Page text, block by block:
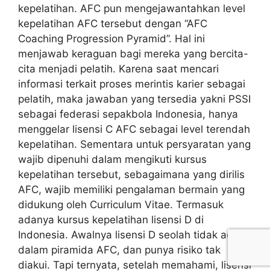
kepelatihan. AFC pun mengejawantahkan level
kepelatihan AFC tersebut dengan “AFC
Coaching Progression Pyramid”. Hal ini
menjawab keraguan bagi mereka yang bercita-
cita menjadi pelatih. Karena saat mencari
informasi terkait proses merintis karier sebagai
pelatih, maka jawaban yang tersedia yakni PSSI
sebagai federasi sepakbola Indonesia, hanya
menggelar lisensi C AFC sebagai level terendah
kepelatihan. Sementara untuk persyaratan yang
wajib dipenuhi dalam mengikuti kursus
kepelatihan tersebut, sebagaimana yang dirilis
AFC, wajib memiliki pengalaman bermain yang
didukung oleh Curriculum Vitae. Termasuk
adanya kursus kepelatihan lisensi D di
Indonesia. Awalnya lisensi D seolah tidak ada
dalam piramida AFC, dan punya risiko tak
diakui. Tapi ternyata, setelah memahami, lisensi